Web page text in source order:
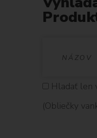
H
L
Hladať len
(Obliečky